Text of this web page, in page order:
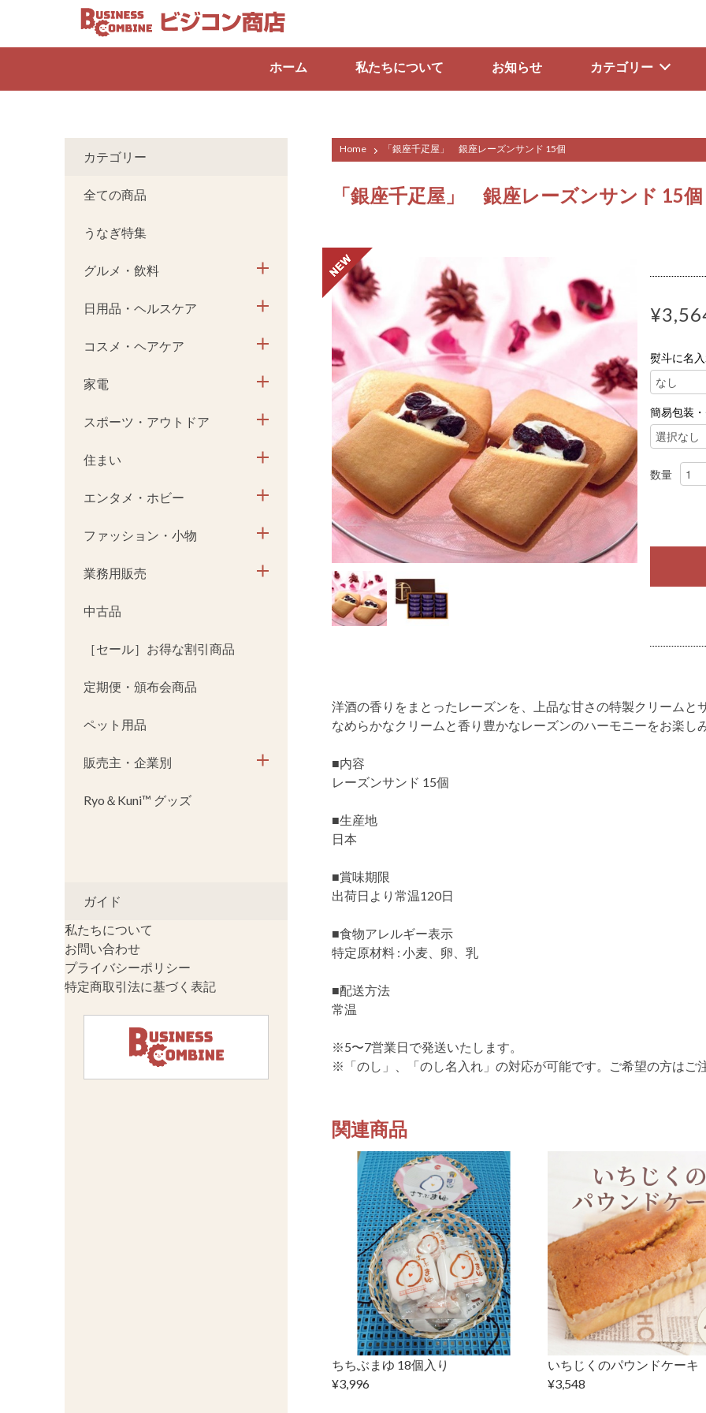
ホーム 私たちについて お知らせ カテゴリー
Home 「銀座千疋屋」 銀座レーズンサンド 15個
「銀座千疋屋」 銀座レーズンサンド 15個
熨斗に名
簡易包装
数量
洋酒の香りをまとったレーズンを、上品な甘さの特製クリームと
なめらかなクリームと香り豊かなレーズンのハーモニーをお楽し
■内容
レーズンサンド 15個
■生産地
日本
■賞味期限
出荷日より常温120日
■食物アレルギー表示
特定原材料 : 小麦、卵、乳
■配送方法
常温
※5〜7営業日で発送いたします。
※「のし」、「のし名入れ」の対応が可能です。ご希望の方はご
関連商品
ちちぶまゆ 18個入り
¥3,996
いちじくのパウンドケーキ
¥3,548
カテゴリー
全ての商品
うなぎ特集
グルメ・飲料
日用品・ヘルスケア
コスメ・ヘアケア
家電
スポーツ・アウトドア
住まい
エンタメ・ホビー
ファッション・小物
業務用販売
中古品
［セール］お得な割引商品
定期便・頒布会商品
ペット用品
販売主・企業別
Ryo＆Kuni™ グッズ
ガイド
私たちについて
お問い合わせ
プライバシーポリシー
特定商取引法に基づく表記